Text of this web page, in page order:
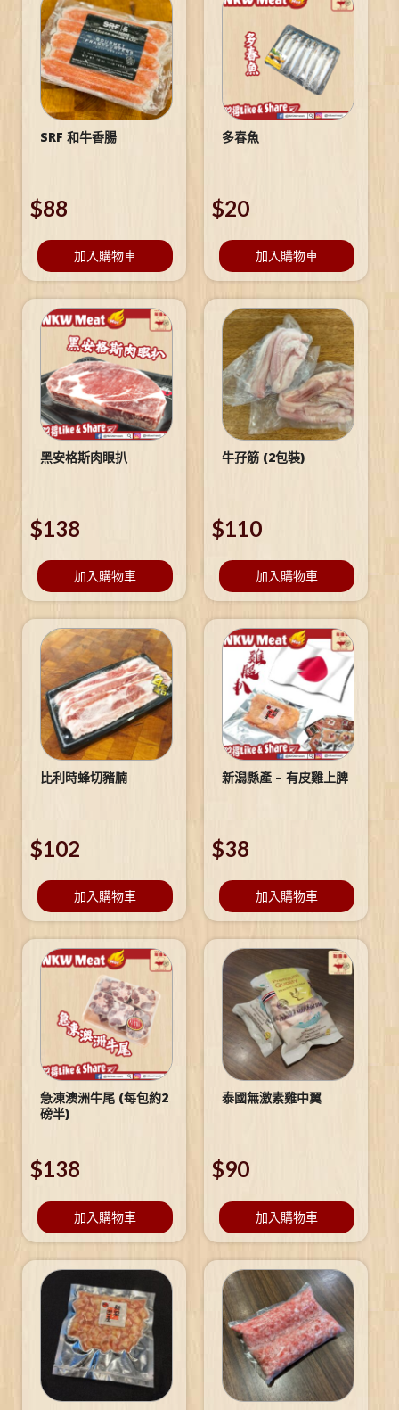
SRF 和牛香腸
$88
加入購物車
多春魚
$20
加入購物車
黑安格斯肉眼扒
$138
加入購物車
牛孖筋 (2包裝)
$110
加入購物車
比利時蜂切豬腩
$102
加入購物車
新潟縣產 – 有皮雞上脾
$38
加入購物車
急凍澳洲牛尾 (每包約2
磅半)
$138
加入購物車
泰國無激素雞中翼
$90
加入購物車